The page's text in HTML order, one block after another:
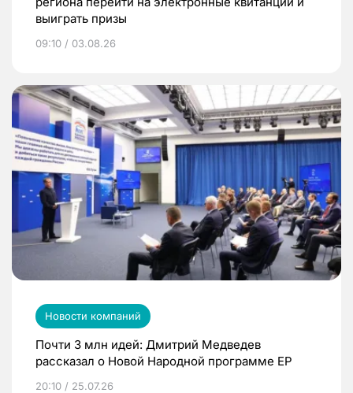
выиграть призы
09:10 / 03.08.26
Новости компаний
Почти 3 млн идей: Дмитрий Медведев
рассказал о Новой Народной программе ЕР
20:10 / 25.07.26